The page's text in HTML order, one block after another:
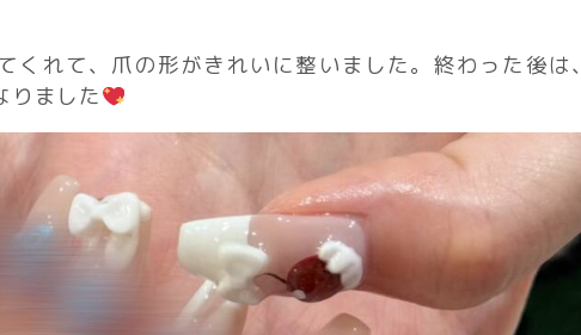
れて、爪の形がきれいに整いました。終わった後は、
りました